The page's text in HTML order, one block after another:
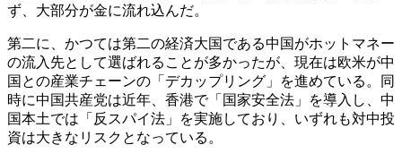
ず、大部分が金に流れ込んだ。
第二に、かつては第二の経済大国である中国がホットマネー
の流入先として選ばれることが多かったが、現在は欧米が中
国との産業チェーンの「デカップリング」を進めている。同
時に中国共産党は近年、香港で「国家安全法」を導入し、中
国本土では「反スパイ法」を実施しており、いずれも対中投
資は大きなリスクとなっている。